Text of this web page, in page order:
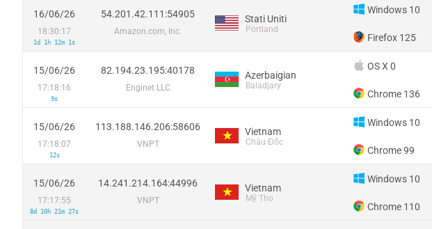
16/06/26
18:30:17
1d 1h 12m 1s
54.201.42.111:54905
Amazon.com, Inc.
Stati Uniti
Portland
Windows 10
Firefox 125
15/06/26
17:18:16
9s
82.194.23.195:40178
Enginet LLC
Azerbaigian
Baladjary
OS X 0
Chrome 136
15/06/26
17:18:07
12s
113.188.146.206:58606
VNPT
Vietnam
Châu Đốc
Windows 10
Chrome 99
15/06/26
17:17:55
8d 10h 21m 27s
14.241.214.164:44996
VNPT
Vietnam
Mỹ Tho
Windows 10
Chrome 110